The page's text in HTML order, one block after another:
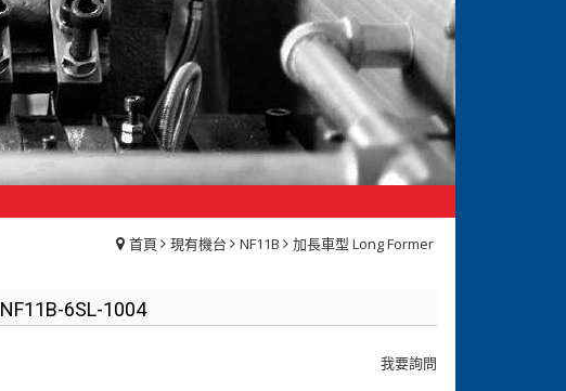
首頁 現有機台 NF11B 加長車型 Long Former
NF11B-6SL-1004
我要詢問